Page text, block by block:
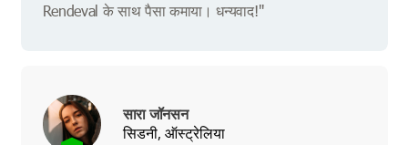
Rendeval के साथ पैसा कमाया। धन्यवाद!"
सारा जॉनसन
सिडनी, ऑस्ट्रेलिया